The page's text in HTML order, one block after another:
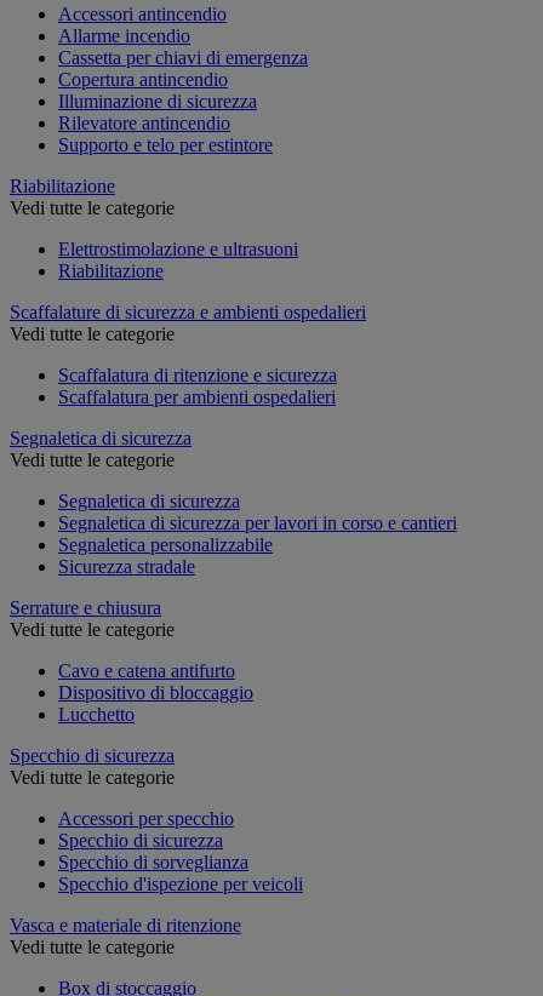
Accessori antincendio
Allarme incendio
Cassetta per chiavi di emergenza
Copertura antincendio
Illuminazione di sicurezza
Rilevatore antincendio
Supporto e telo per estintore
Riabilitazione
Vedi tutte le categorie
Elettrostimolazione e ultrasuoni
Riabilitazione
Scaffalature di sicurezza e ambienti ospedalieri
Vedi tutte le categorie
Scaffalatura di ritenzione e sicurezza
Scaffalatura per ambienti ospedalieri
Segnaletica di sicurezza
Vedi tutte le categorie
Segnaletica di sicurezza
Segnaletica di sicurezza per lavori in corso e cantieri
Segnaletica personalizzabile
Sicurezza stradale
Serrature e chiusura
Vedi tutte le categorie
Cavo e catena antifurto
Dispositivo di bloccaggio
Lucchetto
Specchio di sicurezza
Vedi tutte le categorie
Accessori per specchio
Specchio di sicurezza
Specchio di sorveglianza
Specchio d'ispezione per veicoli
Vasca e materiale di ritenzione
Vedi tutte le categorie
Box di stoccaggio